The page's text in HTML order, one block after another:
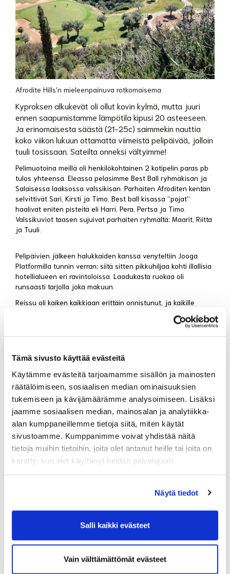
Tämä sivusto käyttää evästeitä
Käytämme evästeitä tarjoamamme sisällön ja mainosten
räätälöimiseen, sosiaalisen median ominaisuuksien
tukemiseen ja kävijämäärämme analysoimiseen. Lisäksi
jaamme sosiaalisen median, mainosalan ja analytiikka-
alan kumppaneillemme tietoja siitä, miten käytät
sivustoamme. Kumppanimme voivat yhdistää näitä
tietoja muihin tietoihin, joita olet antanut heille tai joita on
kerätty, kun olet käyttänyt heidän palvelujaan.
Näytä tiedot
Salli kaikki evästeet
Vain välttämättömät evästeet
Afrodite Hills'n mieleenpainuva rotkomaisema
Kyproksen alkukevät oli ollut kovin kylmä, mutta juuri
ennen saapumistamme lämpötila kipusi 20 asteeseen.
Ja erinomaisesta säästä (21-25c) saimmekin nauttia
koko viikon lukuun ottamatta viimeistä pelipäivää, jolloin
tuuli tosissaan. Sateilta onneksi vältyimme!
Pelimuotoina meillä oli henkilökohtainen 2 kotipelin paras pb
tulos yhteensä. Eleassa pelasimme Best Ball ryhmäkisan ja
Salaisessa laaksossa valssikisan. Parhaiten Afroditen kentän
selvittivät Sari, Kirsti ja Timo. Best ball kisassa ”pojat”
haalivat eniten pisteitä eli Harri, Pera, Pertsa ja Timo.
Valssikuviot taasen sujuivat parhaiten ryhmältä: Maarit, Riitta
ja Tuuli.
Pelipäivien jälkeen halukkaiden kanssa venyteltiin Jooga
Platformilla tunnin verran; siitä sitten pikkuhiljaa kohti illallisia
hotellialueen eri ravintoloissa. Laadukasta ruokaa oli
runsaasti tarjolla joka makuun.
Reissu oli kaiken kaikkiaan erittäin onnistunut, ja kaikille
golffareiden tapaan innokkaasti pääsyä kotikentille.
ps. Sennujen syysmatka suuntautuu Portugaliin; SHG:n
kevätlehdestä löytyy jo tietoa aiheesta. Ja sitä toki saa